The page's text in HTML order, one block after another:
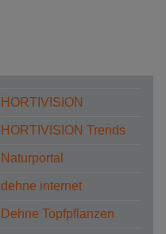
HORTIVISION
HORTIVISION Trends
Naturportal
dehne internet
Dehne Topfpflanzen